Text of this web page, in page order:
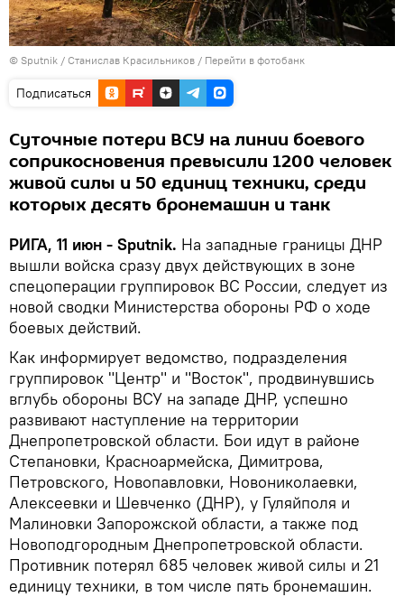
© Sputnik / Станислав Красильников / Перейти в фотобанк
Подписаться
Суточные потери ВСУ на линии боевого
соприкосновения превысили 1200 человек
живой силы и 50 единиц техники, среди
которых десять бронемашин и танк
РИГА, 11 июн - Sputnik. На западные границы ДНР
вышли войска сразу двух действующих в зоне
спецоперации группировок ВС России, следует из
новой сводки Министерства обороны РФ о ходе
боевых действий.
Как информирует ведомство, подразделения
группировок "Центр" и "Восток", продвинувшись
вглубь обороны ВСУ на западе ДНР, успешно
развивают наступление на территории
Днепропетровской области. Бои идут в районе
Степановки, Красноармейска, Димитрова,
Петровского, Новопавловки, Новониколаевки,
Алексеевки и Шевченко (ДНР), у Гуляйполя и
Малиновки Запорожской области, а также под
Новоподгородным Днепропетровской области.
Противник потерял 685 человек живой силы и 21
единицу техники, в том числе пять бронемашин.